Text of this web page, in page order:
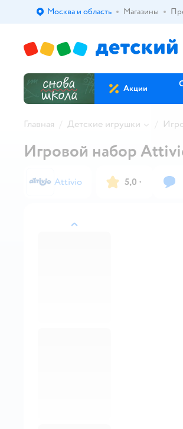
Выбор адреса доставки.
Москва и область Магазины
Акции
Главная Детские игрушки
назад
Игровой набор
Attivio 5,0 ·